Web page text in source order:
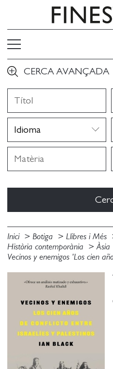
CERCA AVANÇADA
Inici Botiga Llibres i Més
Història contemporània
Àsia